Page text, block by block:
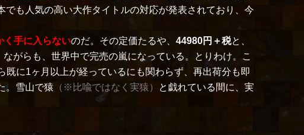
でも人気の高い大作タイトルの対応が発表されており、今
く手に入らないのだ。その定価たるや、 44980円＋税と、
ながらも、世界中で完売の嵐になっている。とりわけ。こ
既に1ヶ月以上が経っているにも関わらず、再出荷分も即
。雪山で猿 （※比喩ではなく実猿）
と戯れている間に、実